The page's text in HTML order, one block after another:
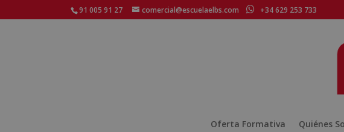
91 005 91 27 comercial@escuelaelbs.com +34 629 253 733
Oferta Formativa Quiénes